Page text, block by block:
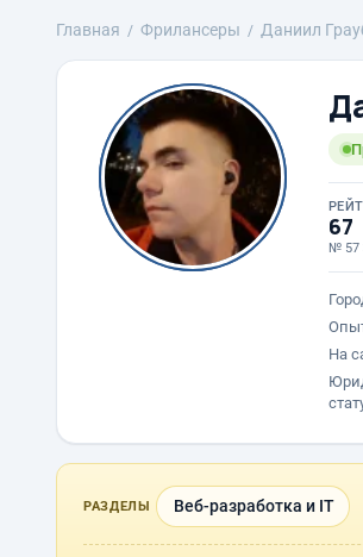
Главная Фрилансеры Даниил
67
№ 57
На
РАЗДЕЛЫ Веб-разработка и IT